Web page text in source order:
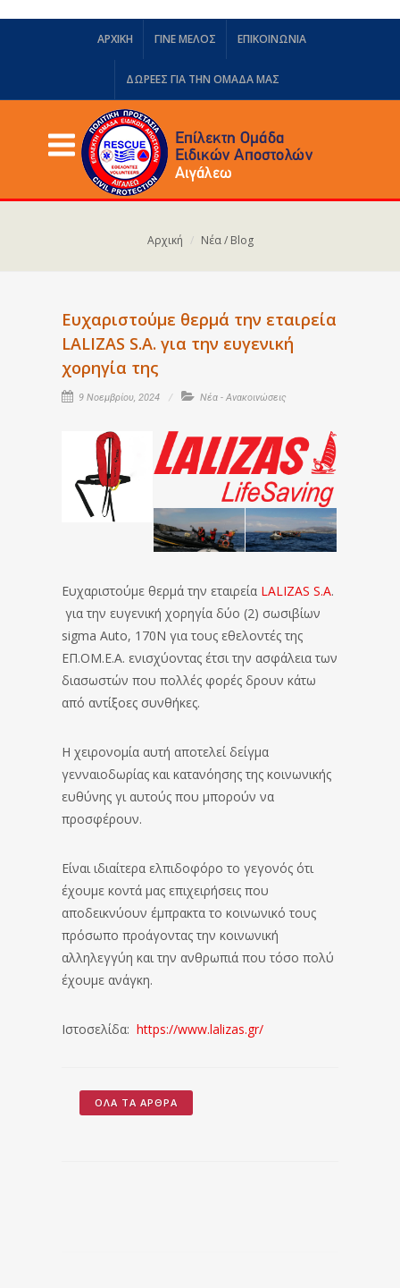
ΑΡΧΙΚΗ ΓΙΝΕ ΜΕΛΟΣ ΕΠΙΚΟΙΝΩΝΙΑ
ΔΩΡΕΈΣ ΓΙΑ ΤΗΝ ΟΜΆΔΑ ΜΑΣ
Αρχική Νέα / Blog
Ευχαριστούμε θερμά την εταιρεία
LALIZAS S.A. για την ευγενική
χορηγία της
9 Νοεμβρίου, 2024 Νέα - Ανακοινώσεις
Ευχαριστούμε θερμά την εταιρεία LALIZAS S.A.
για την ευγενική χορηγία δύο (2) σωσιβίων
sigma Auto, 170N για τους εθελοντές της
ΕΠ.ΟΜ.Ε.Α. ενισχύοντας έτσι την ασφάλεια των
διασωστών που πολλές φορές δρουν κάτω
από αντίξοες συνθήκες.
Η χειρονομία αυτή αποτελεί δείγμα
γενναιοδωρίας και κατανόησης της κοινωνικής
ευθύνης γι αυτούς που μπορούν να
προσφέρουν.
Είναι ιδιαίτερα ελπιδοφόρο το γεγονός ότι
έχουμε κοντά μας επιχειρήσεις που
αποδεικνύουν έμπρακτα το κοινωνικό τους
πρόσωπο προάγοντας την κοινωνική
αλληλεγγύη και την ανθρωπιά που τόσο πολύ
έχουμε ανάγκη.
Ιστοσελίδα: https://www.lalizas.gr/
ΌΛΑ ΤΑ ΆΡΘΡΑ